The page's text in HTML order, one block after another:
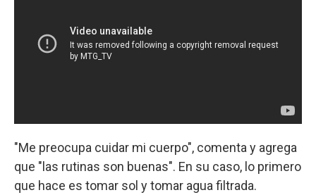
"Me preocupa cuidar mi cuerpo", comenta y agrega
que "las rutinas son buenas". En su caso, lo primero
que hace es tomar sol y tomar agua filtrada.